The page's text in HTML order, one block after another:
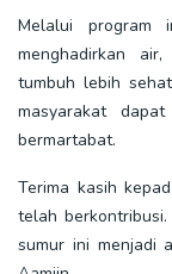
Melalui program
menghadirkan
tumbuh lebih
masyarakat
bermartabat.
Terima kasih
telah
sumur ini menjadi